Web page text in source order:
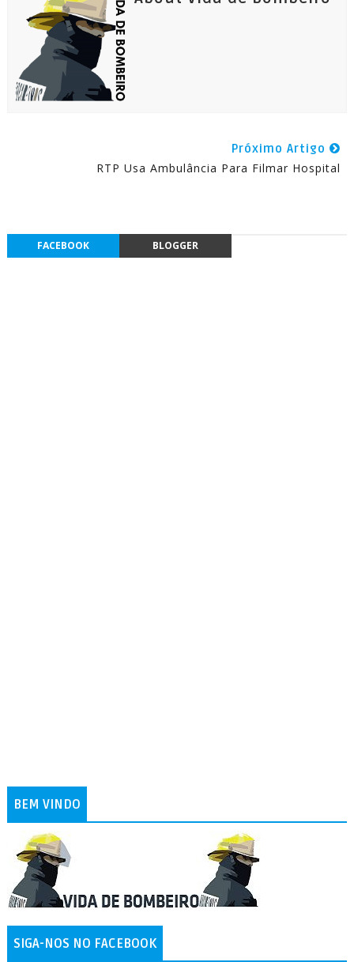
Próximo Artigo
RTP Usa Ambulância Para Filmar Hospital
FACEBOOK BLOGGER
BEM VINDO
SIGA-NOS NO FACEBOOK